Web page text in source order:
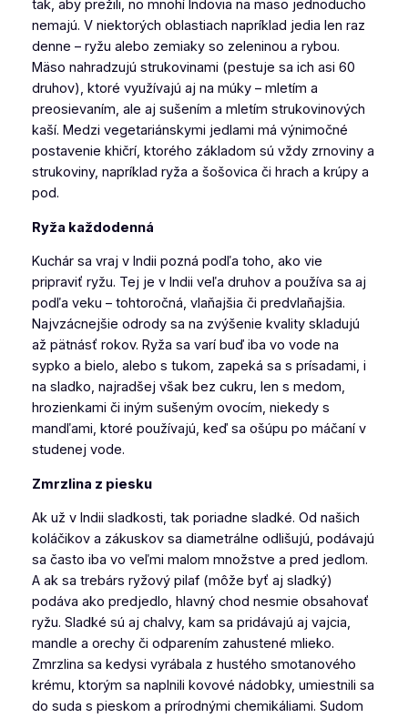
tak, aby prežili, no mnohí Indovia na mäso jednoducho
nemajú. V niektorých oblastiach napríklad jedia len raz
denne – ryžu alebo zemiaky so zeleninou a rybou.
Mäso nahradzujú strukovinami (pestuje sa ich asi 60
druhov), ktoré využívajú aj na múky – mletím a
preosievaním, ale aj sušením a mletím strukovinových
kaší. Medzi vegetariánskymi jedlami má výnimočné
postavenie khičrí, ktorého základom sú vždy zrnoviny a
strukoviny, napríklad ryža a šošovica či hrach a krúpy a
pod.
Ryža každodenná
Kuchár sa vraj v Indii pozná podľa toho, ako vie
pripraviť ryžu. Tej je v Indii veľa druhov a používa sa aj
podľa veku – tohtoročná, vlaňajšia či predvlaňajšia.
Najvzácnejšie odrody sa na zvýšenie kvality skladujú
až pätnásť rokov. Ryža sa varí buď iba vo vode na
sypko a bielo, alebo s tukom, zapeká sa s prísadami, i
na sladko, najradšej však bez cukru, len s medom,
hrozienkami či iným sušeným ovocím, niekedy s
mandľami, ktoré používajú, keď sa ošúpu po máčaní v
studenej vode.
Zmrzlina z piesku
Ak už v Indii sladkosti, tak poriadne sladké. Od našich
koláčikov a zákuskov sa diametrálne odlišujú, podávajú
sa často iba vo veľmi malom množstve a pred jedlom.
A ak sa trebárs ryžový pilaf (môže byť aj sladký)
podáva ako predjedlo, hlavný chod nesmie obsahovať
ryžu. Sladké sú aj chalvy, kam sa pridávajú aj vajcia,
mandle a orechy či odparením zahustené mlieko.
Zmrzlina sa kedysi vyrábala z hustého smotanového
krému, ktorým sa naplnili kovové nádobky, umiestnili sa
do suda s pieskom a prírodnými chemikáliami. Sudom